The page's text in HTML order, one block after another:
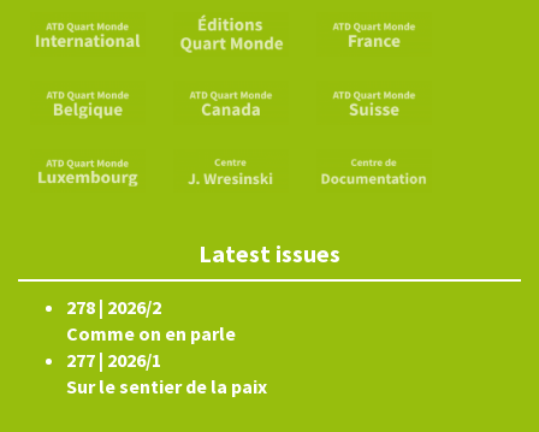
Latest issues
278 | 2026/2
Comme on en parle
277 | 2026/1
Sur le sentier de la paix